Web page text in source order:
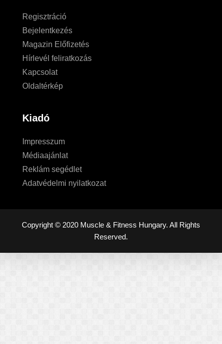
Regisztráció
Bejelentkezés
Magazin Előfizetés
Hírlevél feliratkozás
Kapcsolat
Oldaltérkép
Kiadó
Impresszum
Médiaajánlat
Reklám segédlet
Adatvédelmi nyilatkozat
Copyright © 2020 Muscle & Fitness Hungary. All Rights
Reserved.